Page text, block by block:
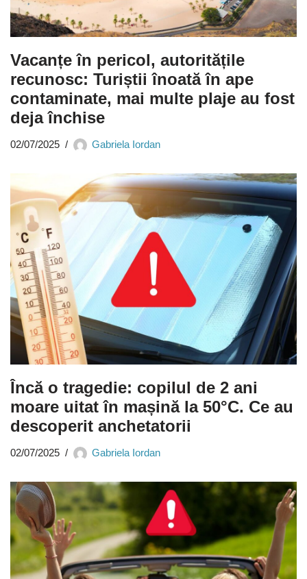
Vacanțe în pericol, autoritățile
recunosc: Turiștii înoată în ape
contaminate, mai multe plaje au fost
deja închise
02/07/2025 Gabriela Iordan
Încă o tragedie: copilul de 2 ani
moare uitat în mașină la 50°C. Ce au
descoperit anchetatorii
02/07/2025 Gabriela Iordan